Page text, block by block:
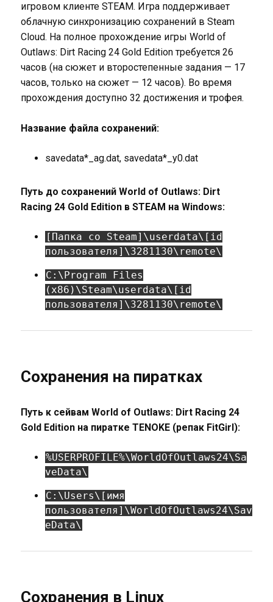
игровом клиенте STEAM. Игра поддерживает
облачную синхронизацию сохранений в Steam
Cloud. На полное прохождение игры World of
Outlaws: Dirt Racing 24 Gold Edition требуется 26
часов (на сюжет и второстепенные задания — 17
часов, только на сюжет — 12 часов). Во время
прохождения доступно 32 достижения и трофея.
Название файла сохранений:
savedata*_ag.dat, savedata*_y0.dat
Путь до сохранений World of Outlaws: Dirt
Racing 24 Gold Edition в STEAM на Windows:
[Папка со Steam]\userdata\[id
пользователя]\3281130\remote\
C:\Program Files
(x86)\Steam\userdata\[id
пользователя]\3281130\remote\
Сохранения на пиратках
Путь к сейвам World of Outlaws: Dirt Racing 24
Gold Edition на пиратке TENOKE (репак FitGirl):
%USERPROFILE%\WorldOfOutlaws24\Sa
veData\
C:\Users\[имя
пользователя]\WorldOfOutlaws24\Sav
eData\
Сохранения в Linux